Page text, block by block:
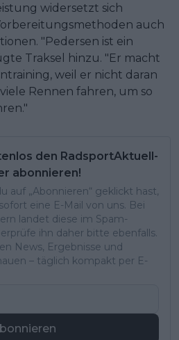
widersetzt sich
auch
"Pedersen ist ein
Traksel hinzu. "Er macht
weil er nicht daran
Rennen fahren, um so
den RadsportAktuell-
abonnieren!
auf „Abonnieren“ geklickt hast,
eine E-Mail von uns. Bei
landet diese im Spam-
ihn daher bitte ebenfalls.
News, Ergebnisse und
– täglich kompakt per E-